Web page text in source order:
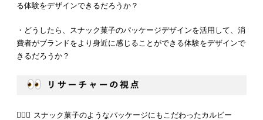
る体験をデザインできるだろうか？
・どうしたら、スナック菓子のパッケージデザインを活用して、消
費者がブランドをより身近に感じることができる体験をデザインで
きるだろうか？
💁🏻‍♂️ スナック菓子のようなパッケージにもこだわったカルビー